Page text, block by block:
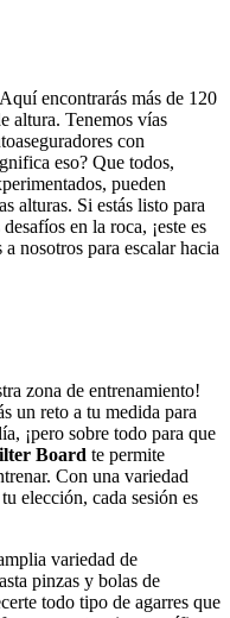
encontrarás más de 120
altura. Tenemos vías
con
eso? Que todos,
pueden
alturas. Si estás listo para
en la roca, ¡este es
nosotros para escalar hacia
zona de entrenamiento!
un reto a tu medida para
¡pero sobre todo para que
Board te permite
Con una variedad
elección, cada sesión es
variedad de
pinzas y bolas de
todo tipo de agarres que